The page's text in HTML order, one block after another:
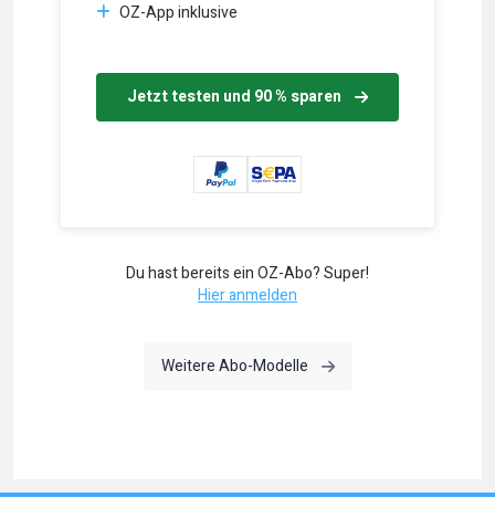
OZ-App inklusive
Jetzt testen und 90 % sparen
Du hast bereits ein OZ-Abo? Super!
Hier anmelden
Weitere Abo-Modelle